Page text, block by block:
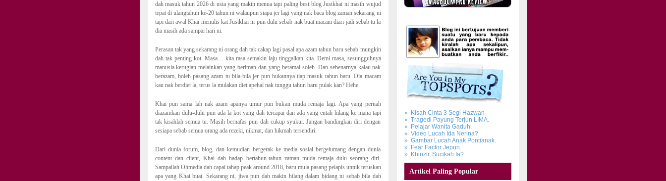
dah masuk tahun 2026 di usia yang makin menua tapi paling best blog Justkhai ni masih wujud
tepat di ulangtahun ke-20 tahun ni walaupun siapa jer lagi yang nak baca blog zaman sekarang ni
tapi dari awal Khai menulis kat Justkhai ni pun dulu sebab nak buat macam diari jadi sebab tu la
dia masih ada sampai hari ni.
Perasan tak yang sekarang ni orang dah tak cakap lagi pasal apa azam tahun baru sebab mungkin
dah tak penting kot. Masa… kita rasa semakin laju tinggalkan kita. Demi masa, sesungguhnya
manusia kerugian melainkan yang beriman dan yang beramal-soleh. Dan sebenarnya kalau nak
berazam, boleh pasang azam tu bila-bila jer pun bukannya tiap masuk tahun baru. Dia macam
kau nak berdiet la, terus la mulakan diet apehal nak tunggu tahun baru pulak kan? Hehe.
Khai pun sama lah nak azam apanya umur pun bukan muda remaja lagi. Apa yang pernah
diazamkan dulu-dulu pun ada la kot yang dah tercapai dan ada yang entah hilang ke mana tapi
tak kisahlah semua tu. Masih bernafas pun dah cukup syukur. Jangan bandingkan diri dengan
sesiapa sebab semua orang ada rezeki, nikmat, dan hikmah tersendiri.
Dari dunia forum, blog, dan kemudian bergerak ke media sosial bergelumang dengan dunia
content dan client, Khai dah hadap bertahun-tahun zaman muda remaja dulu seorang diri.
Sampailah Ohmedia dah capai tahap peak around 2018, baru mula pasang pelapis untuk teruskan
apa yang Khai buat. Sekarang ni, jiwa pun dah makin hilang dalam bidang ni sebab bila dah
» Kisah Cinta 3 Segi Hazwan
» Tragedi Payung Terjun LIMA.
» Pelajar Wanita Gaduh.
» Video Lucah Ida Nerina?
» Gambar Lucah Anak Pontianak.
» Fear Factor Jepun.
» Khinzir, Sucikah Ia?
Artikel Paling Popular